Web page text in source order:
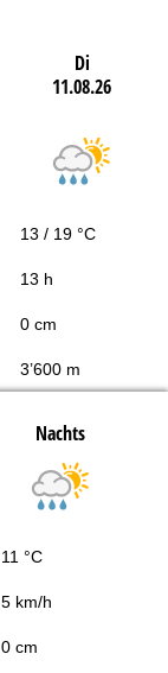
Di
11.08.26
13 / 19 °C
13 h
0 cm
3’600 m
Nachts
11 °C
5 km/h
0 cm